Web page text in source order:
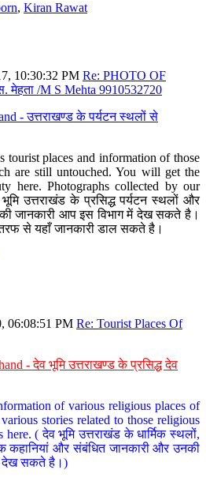
, Kiran Rawat
10:30:32 PM Re: PHOTO OF
मेहता /M S Mehta 9910532720
- उत्तराखण्ड के पर्यटन स्थलों से
tourist places and information of those
are still untouched. You will get the
here. Photographs collected by our
उत्तराखंड के प्रसिद्ध पर्यटन स्थलों और
जानकारी आप इस विभाग में देख सकते है।
से यहाँ जानकारी डाल सकते है।
06:08:51 PM Re: Tourist Places Of
- देव भूमि उत्तराखण्ड के प्रसिद्ध देव
of various religious places of
stories related to those religious
( देव भूमि उत्तराखंड के धार्मिक स्थलों,
कहानियां और संबंधित जानकारी और उनकी
देख सकते है।)